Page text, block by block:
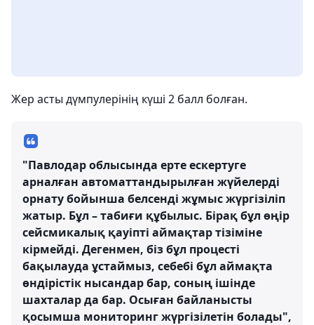
Жер асты дүмпулерінің күші 2 балл болған.
"Павлодар облысында ерте ескертуге
арналған автоматтандырылған жүйелерді
орнату бойынша белсенді жұмыс жүргізіліп
жатыр. Бұл – табиғи құбылыс. Бірақ бұл өңір
сейсмикалық қауіпті аймақтар тізіміне
кірмейді. Дегенмен, біз бұл процесті
бақылауда ұстаймыз, себебі бұл аймақта
өндірістік нысандар бар, соның ішінде
шахталар да бар. Осыған байланысты
қосымша мониторинг жүргізілетін болады",